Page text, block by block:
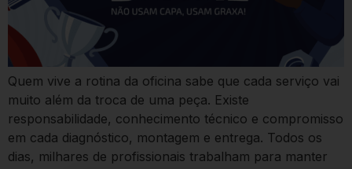
Quem vive a rotina da oficina sabe que cada serviço vai
muito além da troca de uma peça. Existe
responsabilidade, conhecimento técnico e compromisso
em cada diagnóstico, montagem e entrega. Todos os
dias, milhares de profissionais trabalham para manter